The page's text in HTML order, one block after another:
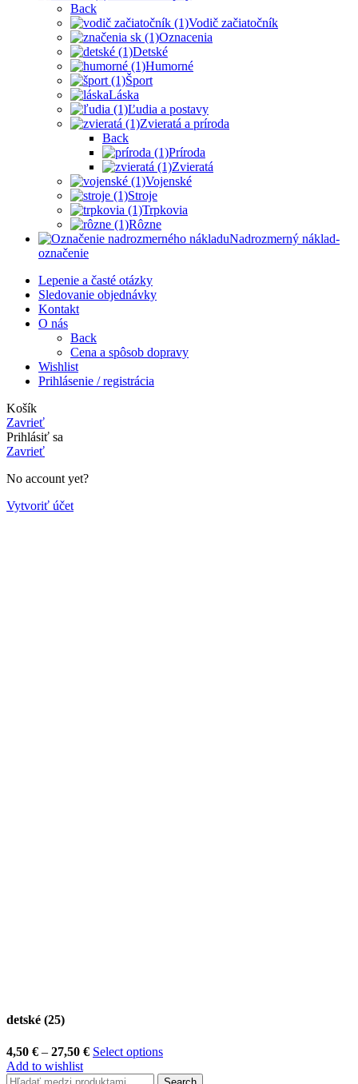
Back
Vodič začiatočník
Oznacenia
Detské
Humorné
Šport
Láska
Ľudia a postavy
Zvieratá a príroda
Back
Príroda
Zvieratá
Vojenské
Stroje
Trpkovia
Rôzne
Nadrozmerný náklad-
označenie
Lepenie a časté otázky
Sledovanie objednávky
Kontakt
O nás
Back
Cena a spôsob dopravy
Wishlist
Prihlásenie / registrácia
Košík
Zavrieť
Prihlásiť sa
Zavrieť
No account yet?
Vytvoriť účet
detské (25)
4,50 € – 27,50 €Price
4,50 €
Select options
Add to wishlist